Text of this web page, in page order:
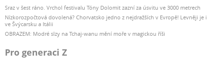
Sraz v šest ráno. Vrchol festivalu Tóny Dolomit zazní za úsvitu ve 3000 metrech
Nízkorozpočtová dovolená? Chorvatsko jedno z nejdražších v Evropě! Levněji je i
ve Švýcarsku a Itálii
OBRAZEM: Modré slzy na Tchaj-wanu mění moře v magickou říši
Pro generaci Z